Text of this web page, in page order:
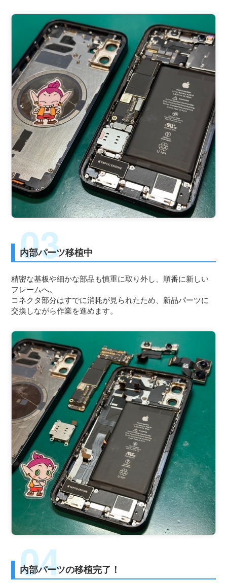
内部パーツ移植中
精密な基板や細かな部品も慎重に取り外し、順番に新しい
フレームへ。
コネクタ部分はすでに消耗が見られたため、新品パーツに
交換しながら作業を進めます。
内部パーツの移植完了！